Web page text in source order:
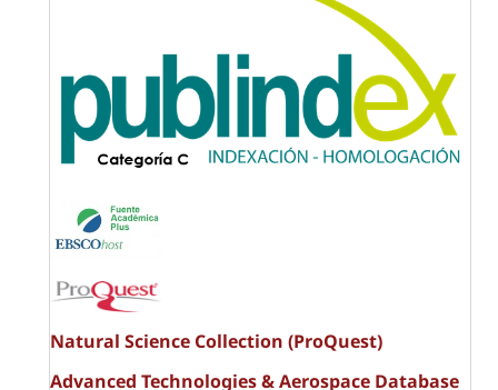
Natural Science Collection (ProQuest)
Advanced Technologies & Aerospace Database